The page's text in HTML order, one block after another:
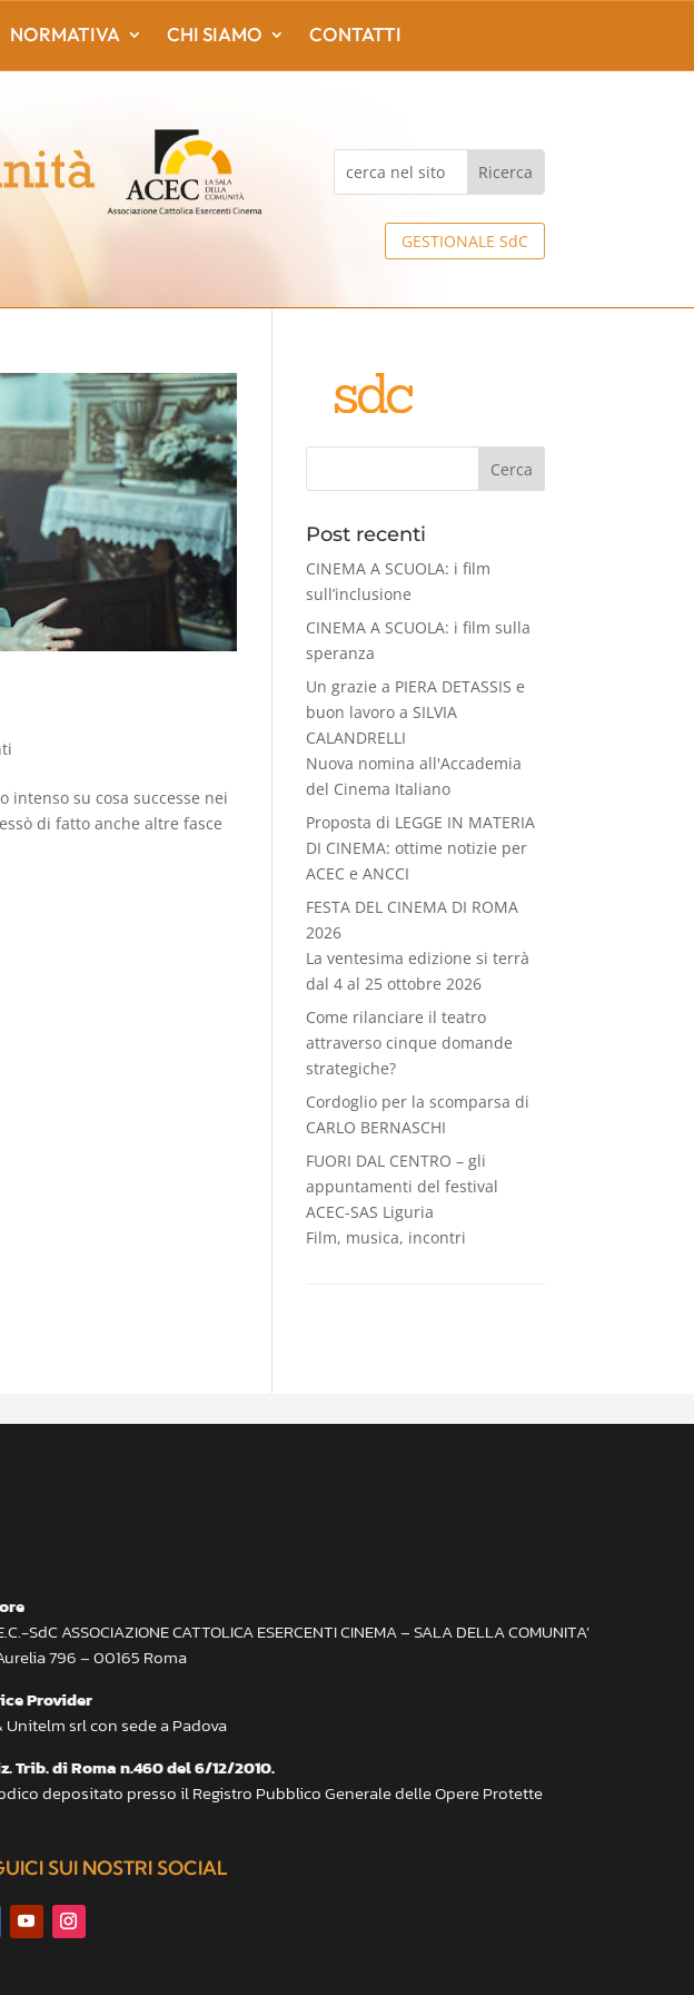
GESTIONALE SdC
NORMATIVA CHI SIAMO CONTATTI
su cosa successe nei
di fatto anche altre fasce
Cerca
Post recenti
CINEMA A SCUOLA: i film
sull’inclusione
CINEMA A SCUOLA: i film sulla
speranza
Un grazie a PIERA DETASSIS e
buon lavoro a SILVIA
CALANDRELLI
Nuova nomina all'Accademia
del Cinema Italiano
Proposta di LEGGE IN MATERIA
DI CINEMA: ottime notizie per
ACEC e ANCCI
FESTA DEL CINEMA DI ROMA
2026
La ventesima edizione si terrà
dal 4 al 25 ottobre 2026
Come rilanciare il teatro
attraverso cinque domande
strategiche?
Cordoglio per la scomparsa di
CARLO BERNASCHI
FUORI DAL CENTRO – gli
appuntamenti del festival
ACEC-SAS Liguria
Film, musica, incontri
SdC ASSOCIAZIONE CATTOLICA ESERCENTI CINEMA – SALA DELLA COMUNITA’
796 – 00165 Roma
Provider
Unitelm srl con sede a Padova
Trib. di Roma n.460 del 6/12/2010.
depositato presso il Registro Pubblico Generale delle Opere Protette
SUI NOSTRI SOCIAL